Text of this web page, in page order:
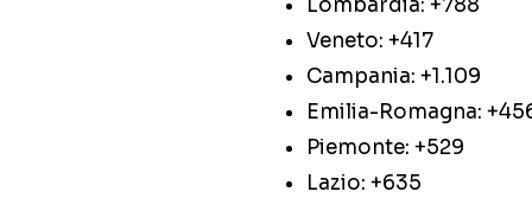
Lombardia: +788
Veneto: +417
Campania: +1.109
Emilia-Romagna:
Piemonte: +529
Lazio: +635